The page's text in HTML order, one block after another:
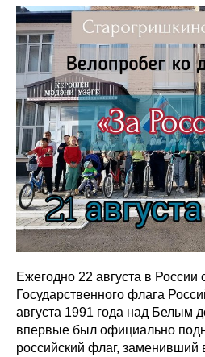
Ежегодно 22 августа в России
Государственного флага
августа 1991 года над Белым
впервые был официально
российский флаг, заменивший